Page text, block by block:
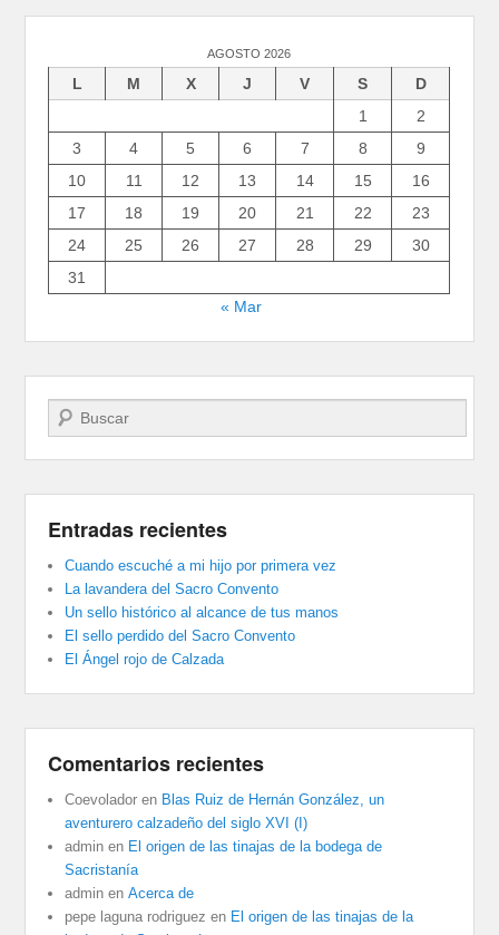
AGOSTO 2026
L M X J V S
D
1
2
3
4 5 6 7 8
9
10
11 12 13 14 15
16
17
18 19 20 21 22
23
24
25 26 27 28 29
30
31
« Mar
Buscar
Entradas recientes
Cuando escuché a mi hijo por primera vez
La lavandera del Sacro Convento
Un sello histórico al alcance de tus manos
El sello perdido del Sacro Convento
El Ángel rojo de Calzada
Comentarios recientes
Coevolador en Blas Ruiz de Hernán González, un
aventurero calzadeño del siglo XVI (I)
admin en El origen de las tinajas de la bodega de
Sacristanía
admin enAcerca de
pepe laguna rodriguez en El origen de las tinajas de la